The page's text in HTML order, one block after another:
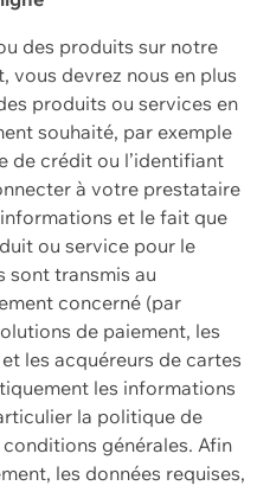
des produits sur notre
vous devrez nous en plus
produits ou services en
souhaité, par exemple
de crédit ou l’identifiant
à votre prestataire
et le fait que
ou service pour le
sont transmis au
concerné (par
de paiement, les
les acquéreurs de cartes
les informations
la politique de
générales. Afin
les données requises,